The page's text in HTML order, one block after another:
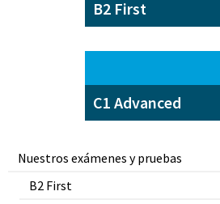
Nuestros exámenes y pruebas
B2 First
B2 First
C1 Advanced